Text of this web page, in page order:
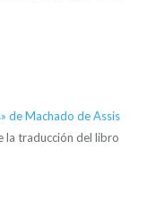
de Machado de Assis
la traducción del libro